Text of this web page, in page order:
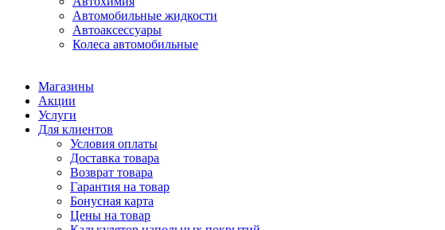
Автомобильные жидкости
Автоаксессуары
Колеса автомобильные
Магазины
Акции
Услуги
Для клиентов
Условия оплаты
Доставка товара
Возврат товара
Гарантия на товар
Бонусная карта
Цены на товар